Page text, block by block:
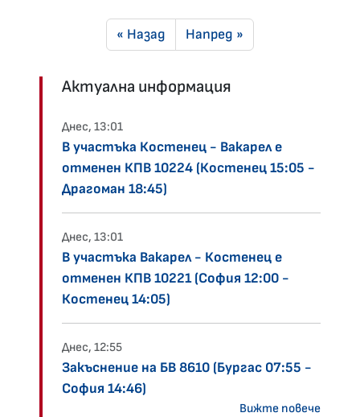
« Назад Напред »
Актуална информация
Днес, 13:01
В участъка Костенец - Вакарел е
отменен КПВ 10224 (Костенец 15:05 -
Драгоман 18:45)
Днес, 13:01
В участъка Вакарел - Костенец е
отменен КПВ 10221 (София 12:00 -
Костенец 14:05)
Днес, 12:55
Закъснение на БВ 8610 (Бургас 07:55 -
София 14:46)
Вижте повече